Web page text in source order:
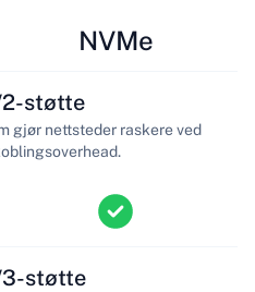
NVMe
2-støtte
gjør nettsteder raskere ved
3-støtte